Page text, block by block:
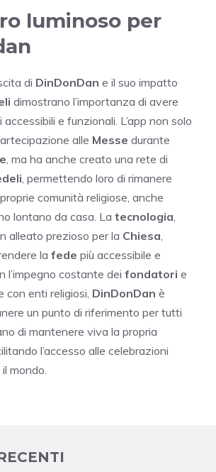
luminoso per
di DinDonDan e il suo impatto
dimostrano l’importanza di avere
e funzionali. L’app non solo
alle Messe durante
, ma ha anche creato una rete di
, permettendo loro di rimanere
comunità religiose, anche
lontano da casa. La tecnologia,
alleato prezioso per la Chiesa,
la fede più accessibile e
l’impegno costante dei fondatori e
con enti religiosi, DinDonDan è
un punto di riferimento per tutti
di mantenere viva la propria
l’accesso alle celebrazioni
mondo.